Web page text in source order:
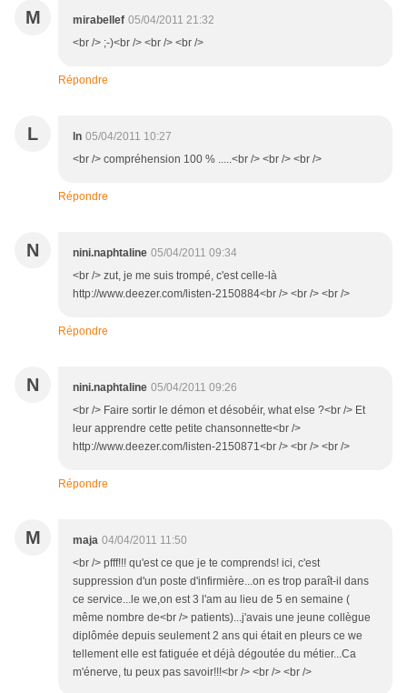
M mirabellef 05/04/2011 21:32
<br /> ;-)<br /> <br /> <br />
Répondre
L ln 05/04/2011 10:27
<br /> compréhension 100 % .....<br /> <br /> <br />
Répondre
N nini.naphtaline 05/04/2011 09:34
<br /> zut, je me suis trompé, c'est celle-là
http://www.deezer.com/listen-2150884<br /> <br /> <br />
Répondre
N nini.naphtaline 05/04/2011 09:26
<br /> Faire sortir le démon et désobéir, what else ?<br /> Et
leur apprendre cette petite chansonnette<br />
http://www.deezer.com/listen-2150871<br /> <br /> <br />
Répondre
M maja 04/04/2011 11:50
<br /> pfff!!! qu'est ce que je te comprends! ici, c'est
suppression d'un poste d'infirmière...on es trop paraît-il dans
ce service...le we,on est 3 l'am au lieu de 5 en semaine (
même nombre de<br /> patients)...j'avais une jeune collègue
diplômée depuis seulement 2 ans qui était en pleurs ce we
tellement elle est fatiguée et déjà dégoutée du métier...Ca
m'énerve, tu peux pas savoir!!!<br /> <br /> <br />